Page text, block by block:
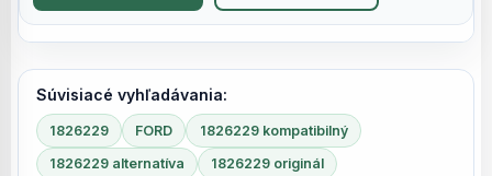
Súvisiacé vyhľadávania:
1826229 FORD 1826229 kompatibilný
1826229 alternatíva 1826229 originál